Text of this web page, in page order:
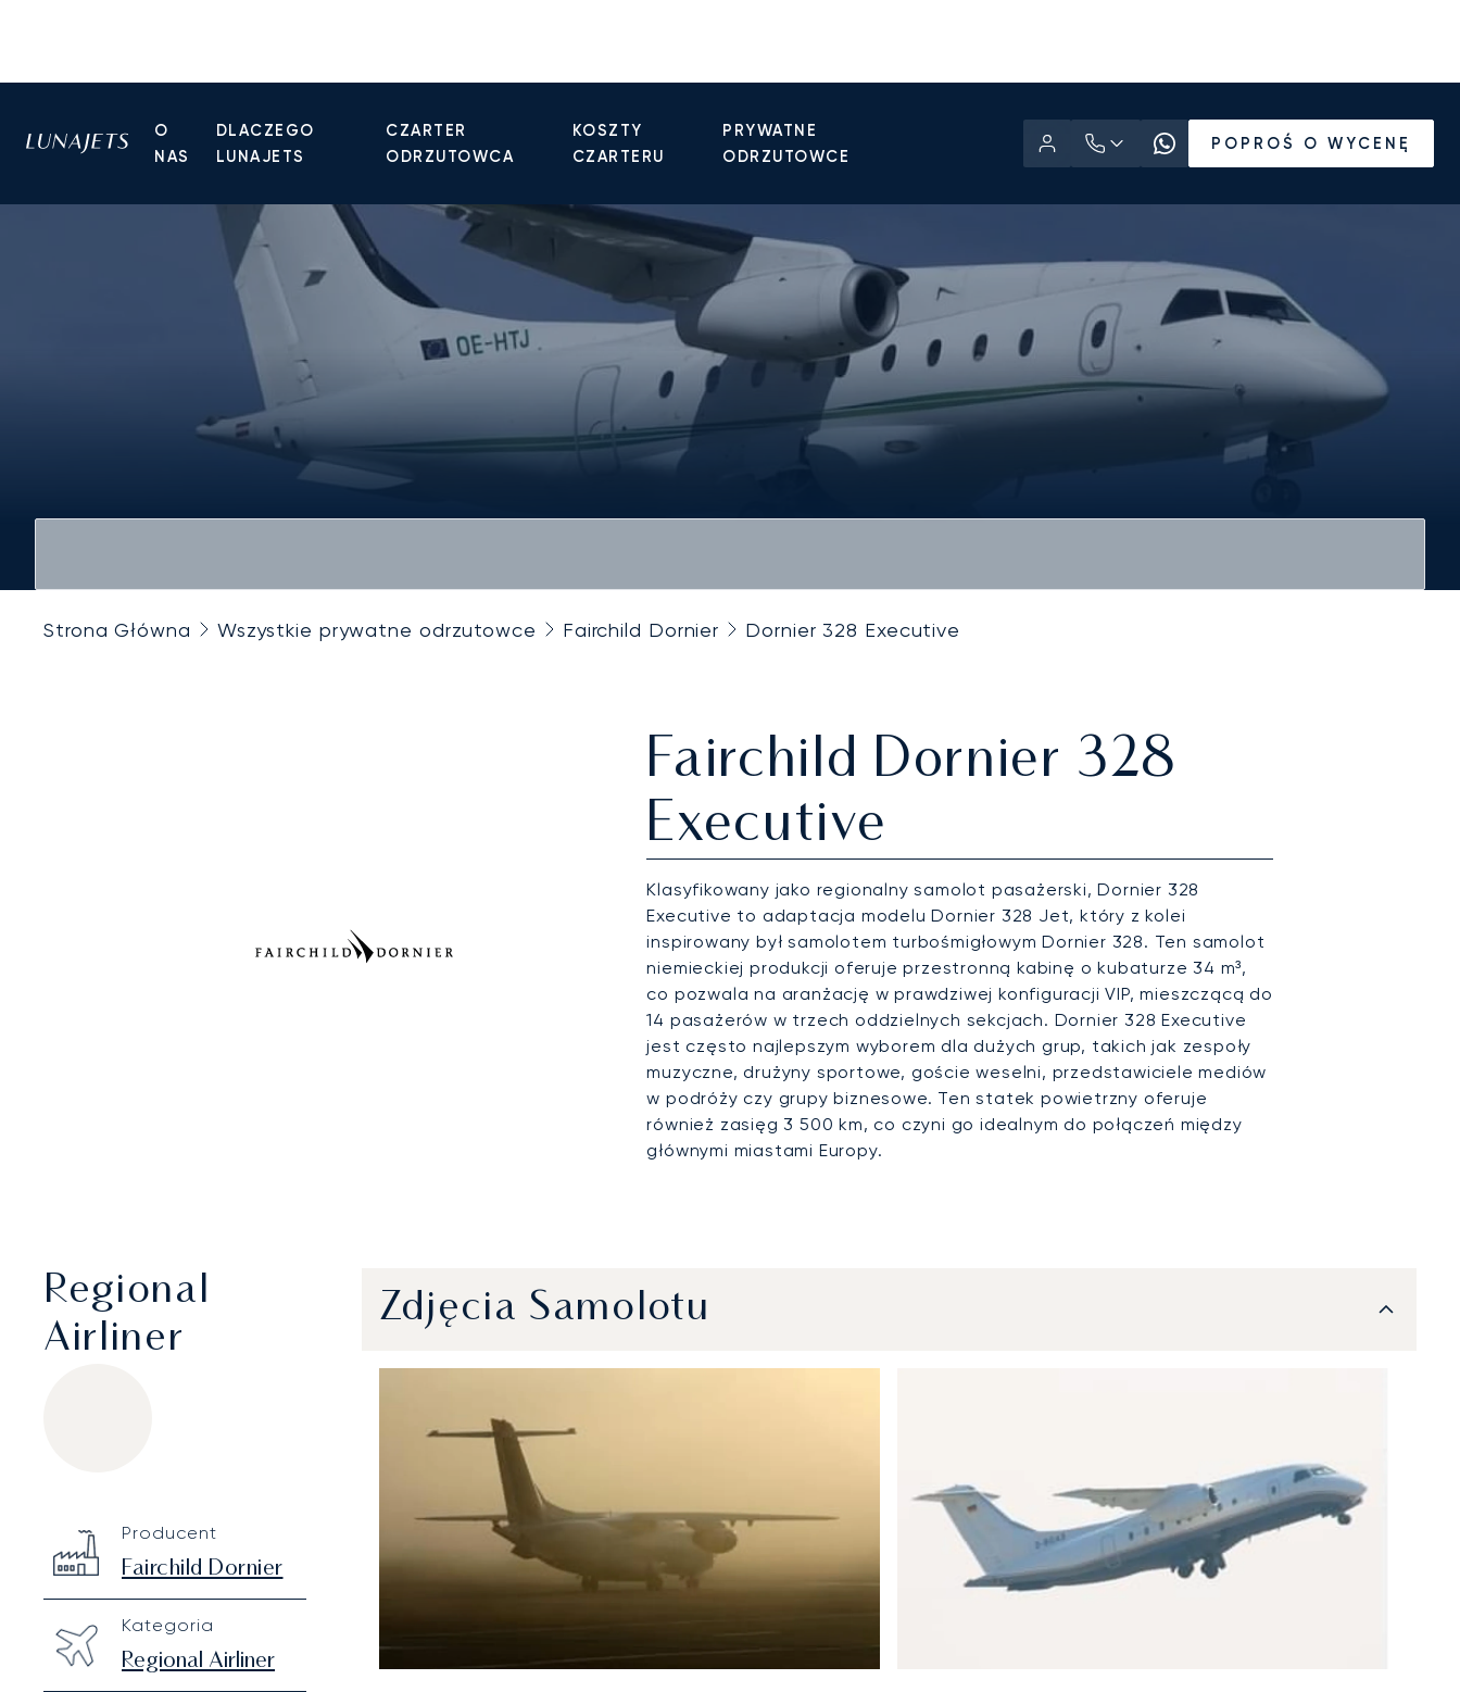
O
NAS
DLACZEGO
LUNAJETS
CZARTER
ODRZUTOWCA
KOSZTY
CZARTERU
PRYWATNE
ODRZUTOWCE
POPROŚ O WYCENĘ
Strona Główna Wszystkie prywatne odrzutowce Fairchild Dornier Dornier 328 Executive
Fairchild Dornier 328
Executive
Klasyfikowany jako regionalny samolot pasażerski, Dornier 328
Executive to adaptacja modelu Dornier 328 Jet, który z kolei
inspirowany był samolotem turbośmigłowym Dornier 328. Ten samolot
niemieckiej produkcji oferuje przestronną kabinę o kubaturze 34 m³,
co pozwala na aranżację w prawdziwej konfiguracji VIP, mieszczącą do
14 pasażerów w trzech oddzielnych sekcjach. Dornier 328 Executive
jest często najlepszym wyborem dla dużych grup, takich jak zespoły
muzyczne, drużyny sportowe, goście weselni, przedstawiciele mediów
w podróży czy grupy biznesowe. Ten statek powietrzny oferuje
również zasięg 3 500 km, co czyni go idealnym do połączeń między
głównymi miastami Europy.
Regional
Airliner
Technical specifications
Producent
Fairchild Dornier
Kategoria
Regional Airliner
Zdjęcia Samolotu